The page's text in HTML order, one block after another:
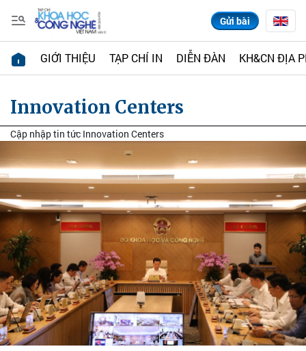
Gửi bài
GIỚI THIỆU TẠP CHÍ IN DIỄN ĐÀN KH&CN ĐỊA
Innovation Centers
Cập nhập tin tức Innovation Centers